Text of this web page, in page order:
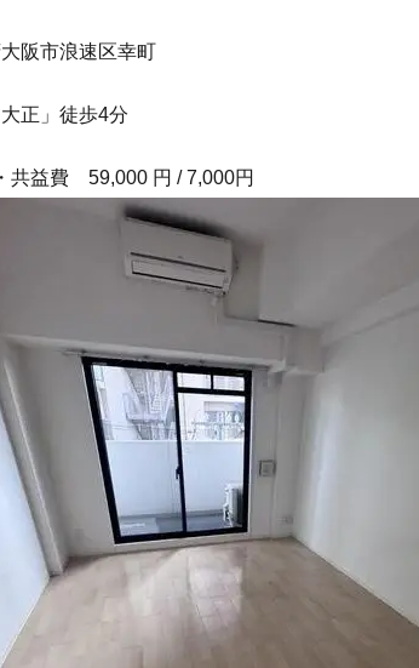
阪市浪速区幸町
正」徒歩4分
共益費 59,000 円 / 7,000円